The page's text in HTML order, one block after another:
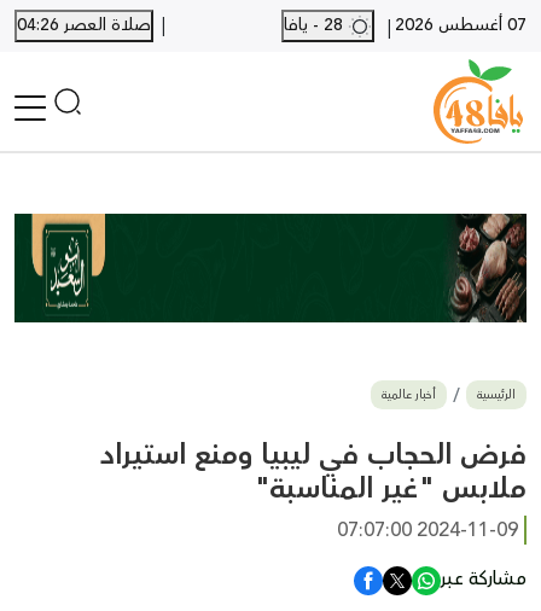
07 أغسطس 2026 |
| صلاة العصر 04:26
أخبار محلية
أخبار يافا
SHORTS
أخبار اللد والرملة
بيع وشراء
أخبار القدس
وفيات
المزيد
الرئيسية أخبار عالمية
فرض الحجاب في ليبيا ومنع استيراد
ملابس "غير المناسبة"
2024-11-09 07:07:00
مشاركة عبر